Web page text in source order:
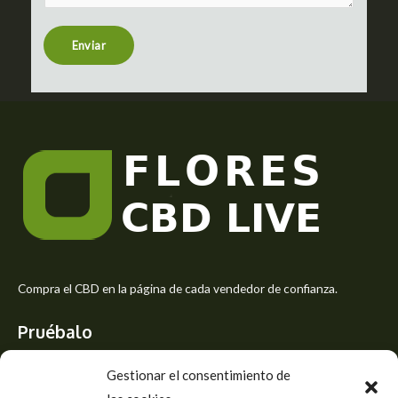
Gestionar el consentimiento de
t
r
s
e
Enviar
Compra el CBD en la página de cada vendedor de confianza.
Pruébalo
Siente el mejor aroma de las flores CBD y usa los beneficios del